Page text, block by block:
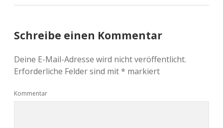
Schreibe einen Kommentar
Deine E-Mail-Adresse wird nicht veröffentlicht.
Erforderliche Felder sind mit* markiert
Kommentar